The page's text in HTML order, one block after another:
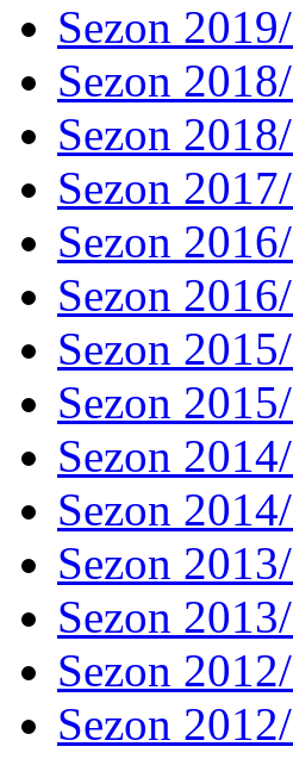
Sezon
Sezon
Sezon
Sezon
Sezon
Sezon
Sezon
Sezon
Sezon
Sezon
Sezon
Sezon
Sezon
Sezon